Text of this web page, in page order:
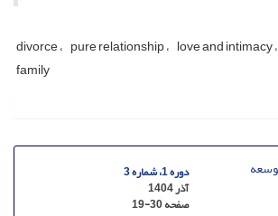
divorce pure relationship love and intimacy
family
دوره 1، شماره 3
آذر 1404
صفحه19-30